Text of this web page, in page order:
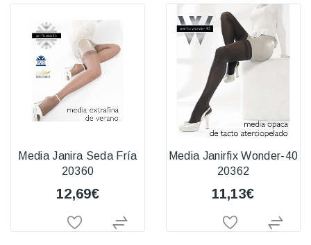
Media Janira Seda Fría
20360
12,69€
Media Janirfix Wonder-40
20362
11,13€